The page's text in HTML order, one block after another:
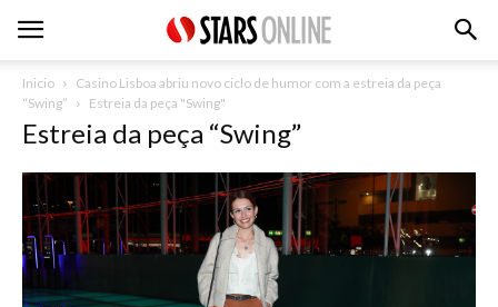
Inicio
Casino Lisboa abriu novo ciclo de humor com a estreia da peça
“Swing”
Estreia da peça "Swing"
Estreia da peça “Swing”